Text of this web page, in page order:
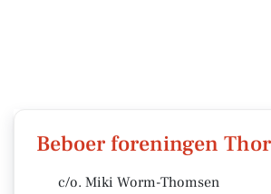
Beboer foreningen
c/o. Miki Worm-Thomsen